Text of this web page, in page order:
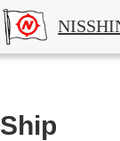
Ship